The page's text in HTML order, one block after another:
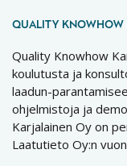
QUALITY KNOWHOW
Quality Knowhow
koulutusta ja
laadun-
ohjelmistoja ja
Karjalainen Oy on
Laatutieto Oy:n